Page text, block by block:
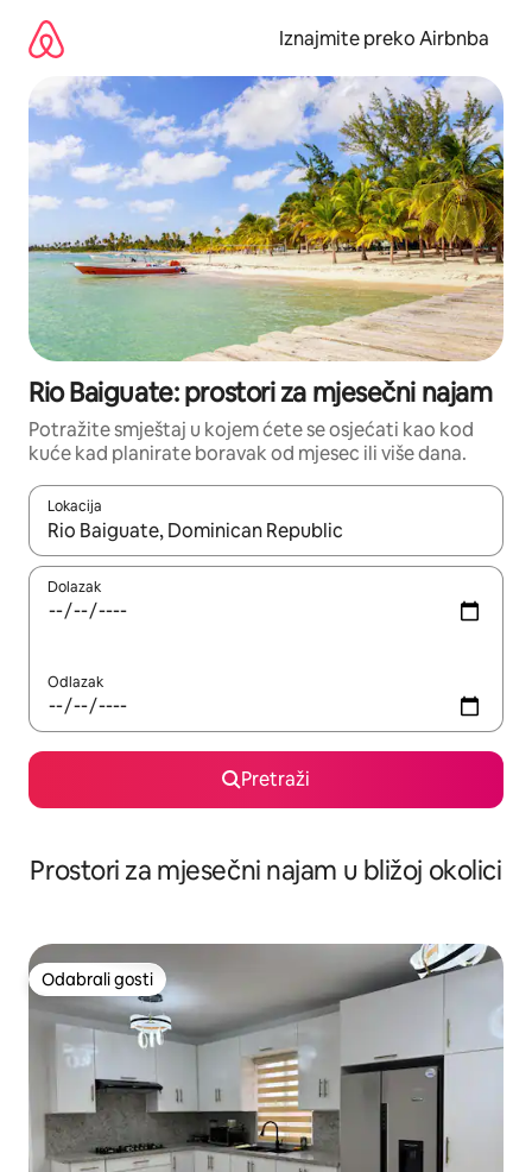
sadržaj
Iznajmite preko Airbnba
Rio Baiguate: prostori za mjesečni najam
Potražite smještaj u kojem ćete se osjećati kao kod
kuće kad planirate boravak od mjesec ili više dana.
Lokacija
Kada budu dostupni rezultati, moći ćete ih pregledati
Dolazak
Odlazak
Pretraži
Prostori za mjesečni najam u bližoj okolici
Odabrali gosti
Odabrali gosti